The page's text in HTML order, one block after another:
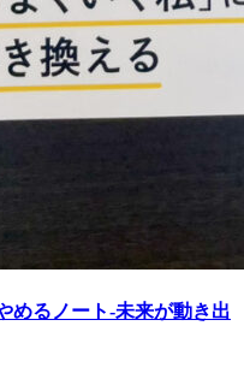
めるノート-未来が動き出